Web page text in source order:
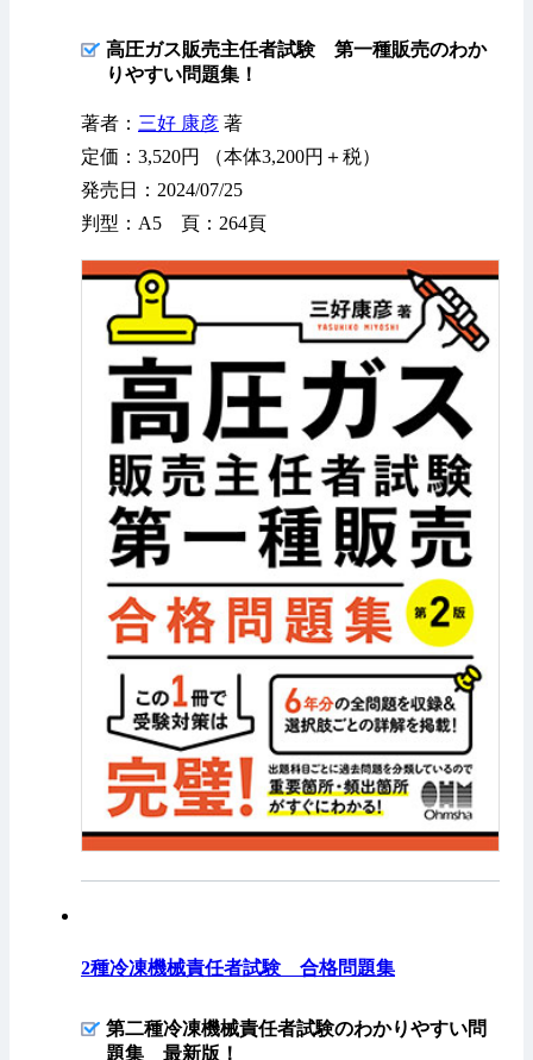
高圧ガス販売主任者試験 第一種販売のわか
りやすい問題集！
著者： 三好 康彦 著
定価：3,520円 （本体3,200円＋税）
発売日：2024/07/25
判型：A5 頁：264頁
2種冷凍機械責任者試験 合格問題集
第二種冷凍機械責任者試験のわかりやすい問
題集 最新版！